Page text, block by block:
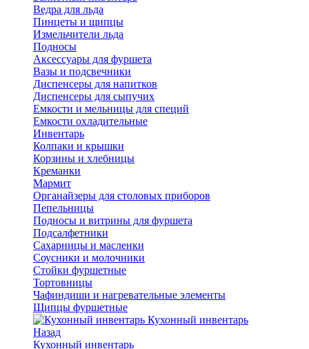
Ведра для льда
Пинцеты и щипцы
Измельчители льда
Подносы
Аксессуары для фуршета
Вазы и подсвечники
Диспенсеры для напитков
Диспенсеры для сыпучих
Емкости и мельницы для специй
Емкости охладительные
Инвентарь
Колпаки и крышки
Корзины и хлебницы
Креманки
Мармит
Органайзеры для столовых приборов
Пепельницы
Подносы и витрины для фуршета
Подсалфетники
Сахарницы и масленки
Соусники и молочники
Стойки фуршетные
Тортовницы
Чафиндиши и нагревательные элементы
Щипцы фуршетные
Кухонный инвентарь
Назад
Кухонный инвентарь